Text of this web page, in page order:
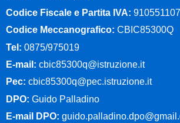
L’istituto
I luoghi
Le persone
Codice Fiscale e Partita IVA:
Codice Meccanografico: CBIC85300Q
Tel: 0875/975019
E-mail: cbic85300q@istruzione.it
Pec: cbic85300q@pec.istruzione.it
DPO: Guido Palladino
E-mail DPO: